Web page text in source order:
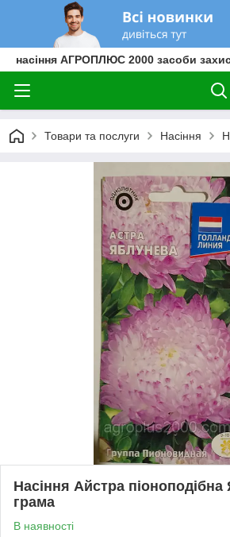
насіння АГРОПЛЮС 2000 засоби
Товари та послуги Насіння
Насіння Айстра
грама
В наявності